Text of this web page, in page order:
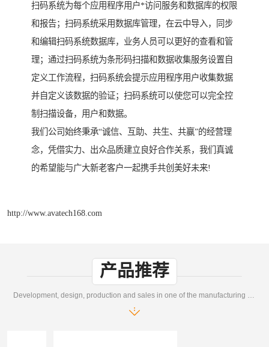
扫码系统为每个应用程序用户*访问服务和数据库的权限
和报告；扫码系统采用数据库管理，在云中导入，同步
和编辑扫码系统数据库，业务人员可以更好的查看和管
理；通过扫码系统为条形码扫描和数据收集服务设置自
定义工作流程，扫码系统会提示应用程序用户收集数据
并自定义该数据的验证；扫码系统可以使您可以完全控
制扫描设备，用户和数据。
我们公司始终秉承“诚信、互助、共生、共赢”的经营理
念，凭借实力、出众品质建立良好合作关系，我们真诚
的希望能与广大新老客户一起携手共创美好未来!
http://www.avatech168.com
产品推荐